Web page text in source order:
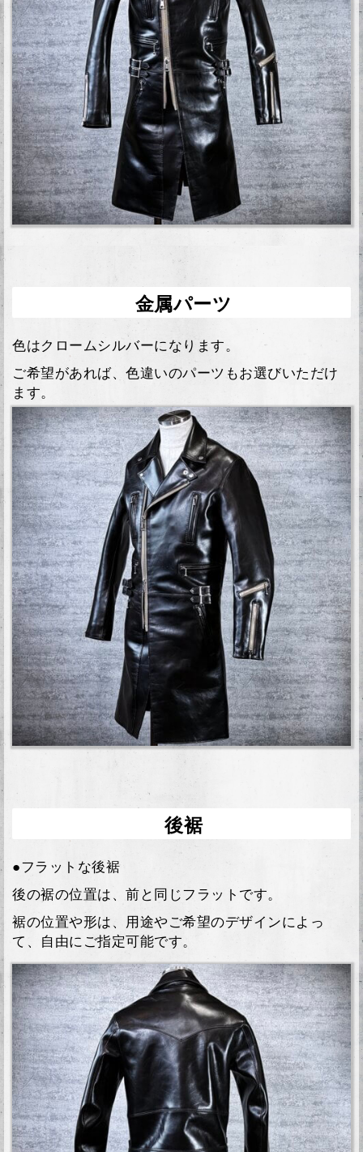
金属パーツ
色はクロームシルバーになります。
ご希望があれば、色違いのパーツもお選びいただけ
ます。
後裾
●フラットな後裾
後の裾の位置は、前と同じフラットです。
裾の位置や形は、用途やご希望のデザインによっ
て、自由にご指定可能です。